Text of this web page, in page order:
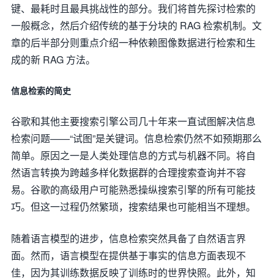
键、最耗时且最具挑战性的部分。我们将首先探讨检索的
一般概念，然后介绍传统的基于分块的 RAG 检索机制。文
章的后半部分则重点介绍一种依赖图像数据进行检索和生
成的新 RAG 方法。
信息检索的简史
谷歌和其他主要搜索引擎公司几十年来一直试图解决信息
检索问题——“试图”是关键词。信息检索仍然不如预期那么
简单。原因之一是人类处理信息的方式与机器不同。将自
然语言转换为跨越多样化数据群的合理搜索查询并不容
易。谷歌的高级用户可能熟悉操纵搜索引擎的所有可能技
巧。但这一过程仍然繁琐，搜索结果也可能相当不理想。
随着语言模型的进步，信息检索突然具备了自然语言界
面。然而，语言模型在提供基于事实的信息方面表现不
佳，因为其训练数据反映了训练时的世界快照。此外，知